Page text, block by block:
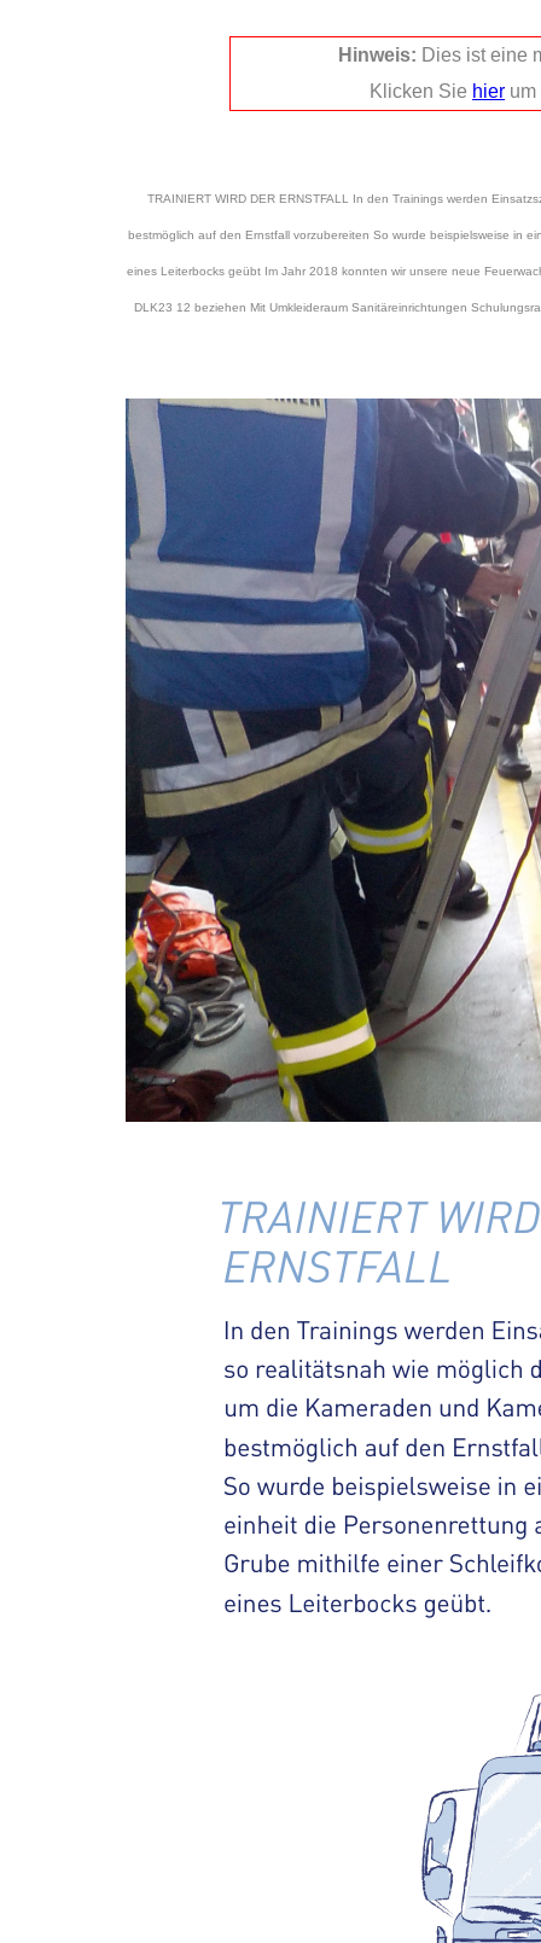
TRAINIERT WIRD DER ERNSTFALL In den Trainings werden
bestmöglich auf den Ernstfall vorzubereiten So wurde beispielsweise in
eines Leiterbocks geübt Im Jahr 2018 konnten wir unsere neue
DLK23 12 beziehen Mit Umkleideraum Sanitäreinrichtungen
Hinweis: Dies ist eine
Klicken Sie hier um